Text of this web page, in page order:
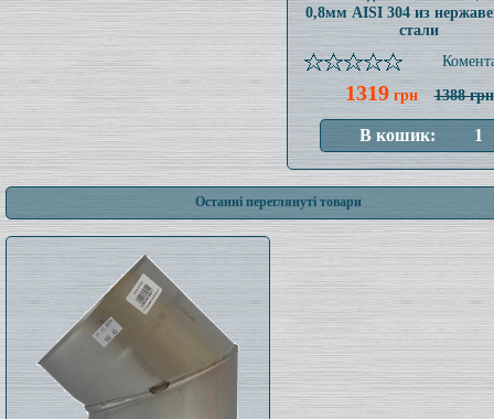
0,8мм AISI 304 из
стали
1319грн 1388 грн
Останні переглянуті товари